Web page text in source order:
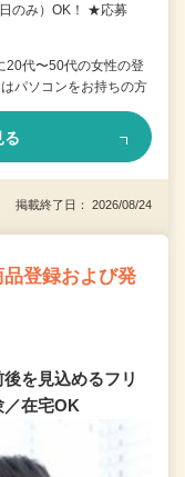
のみ）OK！ ★応募
代〜50代の女性の登
パソコンをお持ちの方
る
掲載終了日： 2026/08/24
登録および発
を見込めるフリ
／在宅OK